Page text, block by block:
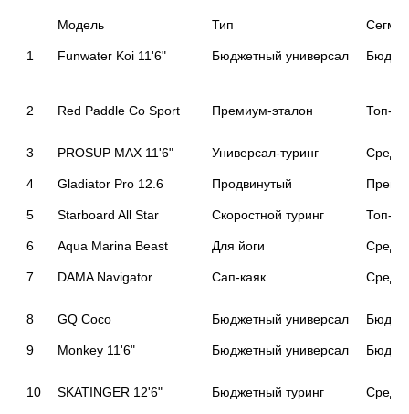
Модель Тип
1 Funwater Koi 11'6" Бюджетный универсал
2 Red Paddle Co Sport Премиум-эталон Топ-
3 PROSUP MAX 11'6" Универсал-туринг
4 Gladiator Pro 12.6 Продвинутый
5 Starboard All Star Скоростной туринг Топ-
6 Aqua Marina Beast Для йоги
7 DAMA Navigator Сап-каяк
8 GQ Coco Бюджетный универсал
9 Monkey 11'6" Бюджетный универсал
10 SKATINGER 12'6" Бюджетный туринг